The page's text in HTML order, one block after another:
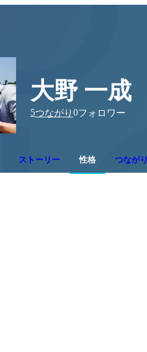
大野 一成
5つながり 0フォロワー
ストーリー 性格 つながり